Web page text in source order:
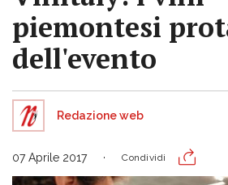
piemontesi
dell'evento
Redazione web
07 Aprile 2017 Condividi